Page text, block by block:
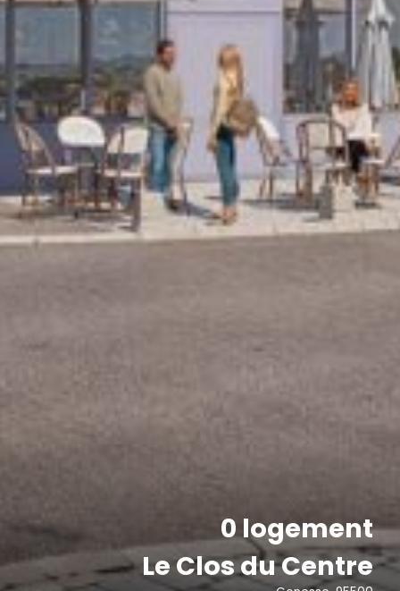
0 logement
Le Clos du Centre